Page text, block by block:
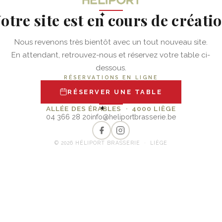
✦
site est en cours de
Nous revenons très bientôt avec un tout nouveau site.
En attendant, retrouvez-nous et réservez votre table ci-
dessous.
RÉSERVATIONS EN LIGNE
RÉSERVER UNE TABLE
✦
ALLÉE DES ÉRABLES · 4000 LIÈGE
04 366 28 20info@heliportbrasserie.be
© 2026 HÉLIPORT BRASSERIE · LIÈGE